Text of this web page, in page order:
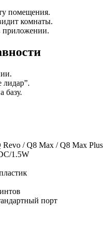
помещения.
комнаты.
приложении.
лидар”.
базу.
/ Q8 Max / Q8 Max Plus
1.5W
порт